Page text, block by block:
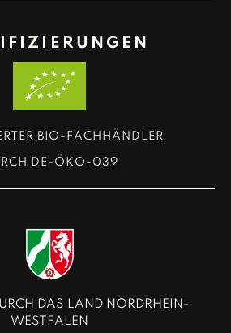
BIO-FACHHÄNDLER
DE-ÖKO-039
DAS LAND NORDRHEIN-
WESTFALEN